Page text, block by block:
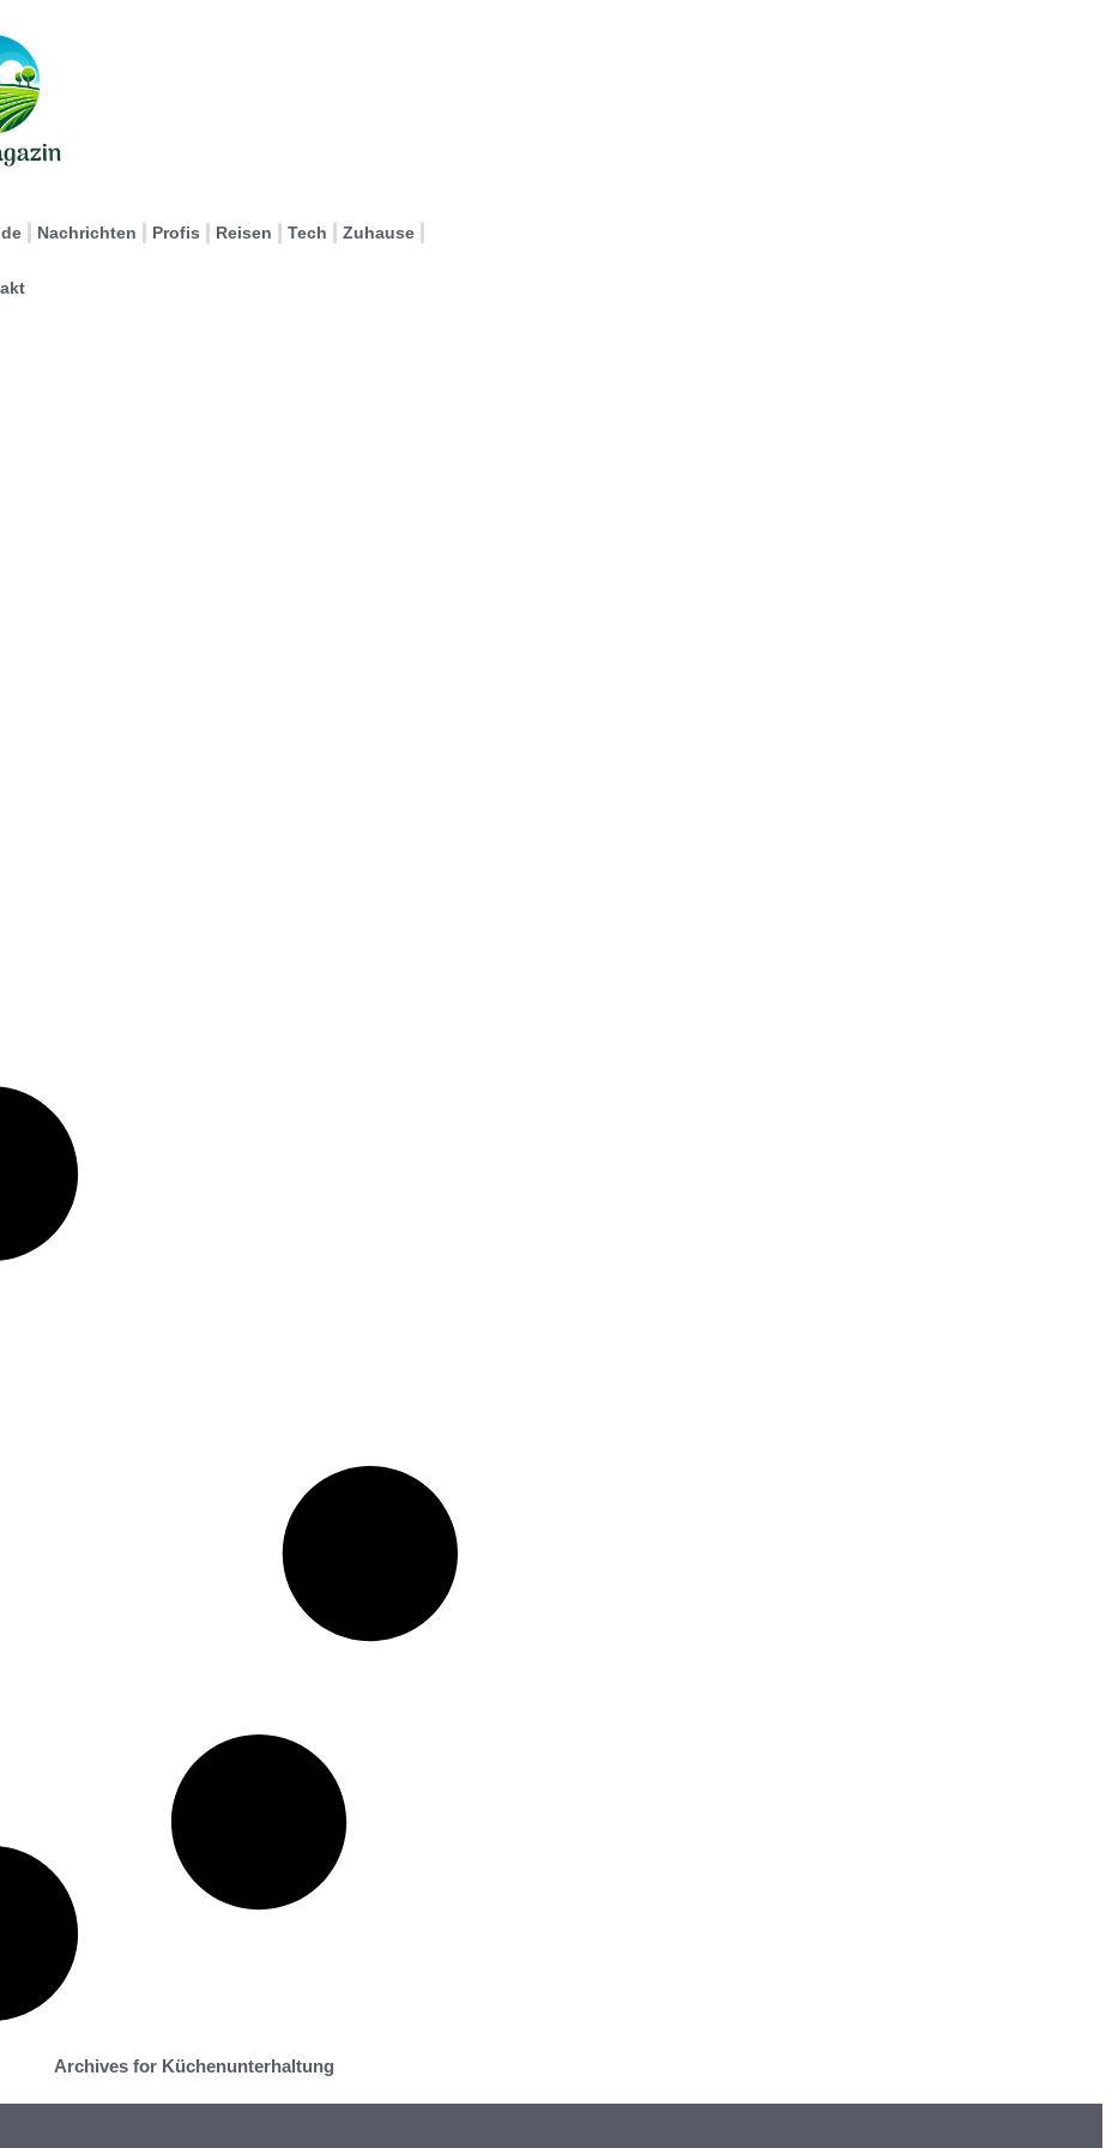
Nachrichten Profis Reisen Tech Zuhause
Archives for Küchenunterhaltung